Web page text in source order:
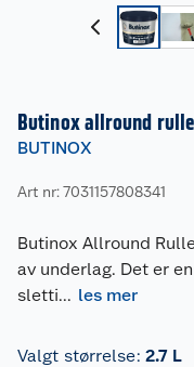
Butinox allround
BUTINOX
Art nr: 7031157808341
Butinox Allround
av underlag. Det er
sletti... les mer
Valgt størrelse: 2.7 L